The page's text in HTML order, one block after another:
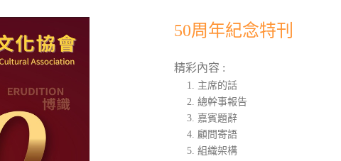
50周年紀念特刊
精彩內容 :
主席的話
總幹事報告
嘉賓題辭
顧問寄語
組織架構